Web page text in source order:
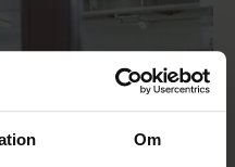
Om